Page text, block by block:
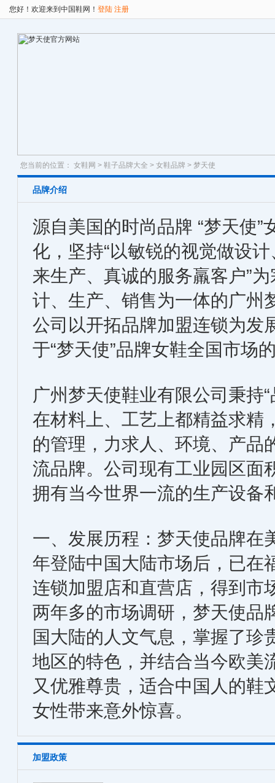
您好！欢迎来到中国鞋网！ 登陆 注册
您当前的位置： 女鞋网 > 鞋子品牌大全 > 女鞋品牌 > 梦天使
品牌介绍
源自美国的时尚品牌 “梦天使”
化，坚持“以敏锐的视觉做设
来生产、真诚的服务羸客户”
计、生产、销售为一体的广州
公司以开拓品牌加盟连锁为发
于“梦天使”品牌女鞋全国市场
广州梦天使鞋业有限公司秉持
在材料上、工艺上都精益求精
的管理，力求人、环境、产品
流品牌。公司现有工业园区面
拥有当今世界一流的生产设备
一、发展历程：梦天使品牌在
年登陆中国大陆市场后，已在
连锁加盟店和直营店，得到市
两年多的市场调研，梦天使品
国大陆的人文气息，掌握了珍
地区的特色，并结合当今欧美
又优雅尊贵，适合中国人的鞋
女性带来意外惊喜。
加盟政策